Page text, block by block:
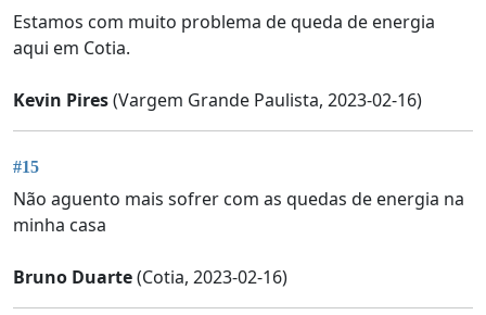
Estamos com muito problema de queda de energia
aqui em Cotia.
Kevin Pires(Vargem Grande Paulista, 2023-02-16)
#15
Não aguento mais sofrer com as quedas de energia na
minha casa
Bruno Duarte(Cotia, 2023-02-16)